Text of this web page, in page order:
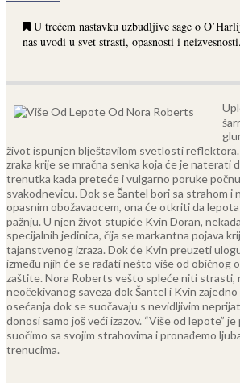
U trećem nastavku uzbudljive sage o
nas uvodi u svet strasti, opasnosti i neizvesnosti.
život ispunjen blještavilom svetlosti reflektora.
zraka krije se mračna senka koja će je naterati
trenutka kada preteće i vulgarno poruke
svakodnevicu. Dok se Šantel bori sa strahom i
opasnim obožavaocem, ona će otkriti da
pažnju. U njen život stupiće Kvin Doran,
specijalnih jedinica, čija se markantna pojava
tajanstvenog izraza. Dok će Kvin preuzeti
između njih će se rađati nešto više od običnog
zaštite. Nora Roberts vešto spleće niti strasti,
neočekivanog saveza dok Šantel i Kvin
osećanja dok se suočavaju s nevidljivim
donosi samo još veći izazov. “Više od lepote”
suočimo sa svojim strahovima i pronađemo
trenucima.